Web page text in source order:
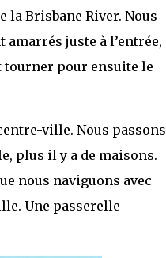
la Brisbane River. Nous
juste à l’entrée,
tourner pour ensuite le
ville. Nous passons
plus il y a de maisons.
nous naviguons avec
Une passerelle